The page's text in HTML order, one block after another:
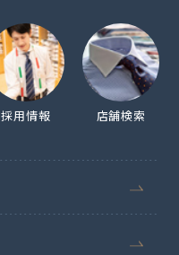
採用情報 店舗検索